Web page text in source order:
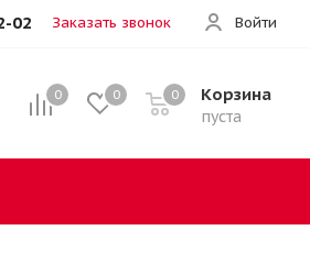
Войти
02 Заказать звонок
0 0 Корзина
пуста
0